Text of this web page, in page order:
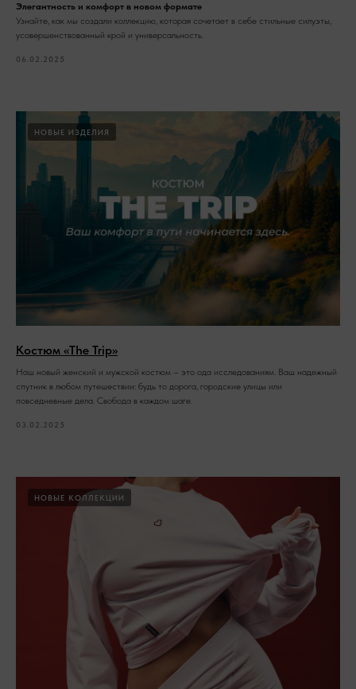
Элегантность и комфорт в новом формате
Узнайте, как мы создали коллекцию, которая сочетает в себе стильные силуэты,
усовершенствованный крой и универсальность.
06.02.2025
НОВЫЕ ИЗДЕЛИЯ
Костюм «The Trip»
Наш новый женский и мужской костюм – это ода исследованиям. Ваш надежный
спутник в любом путешествии: будь то дорога, городские улицы или
повседневные дела. Свобода в каждом шаге.
03.02.2025
НОВЫЕ КОЛЛЕКЦИИ